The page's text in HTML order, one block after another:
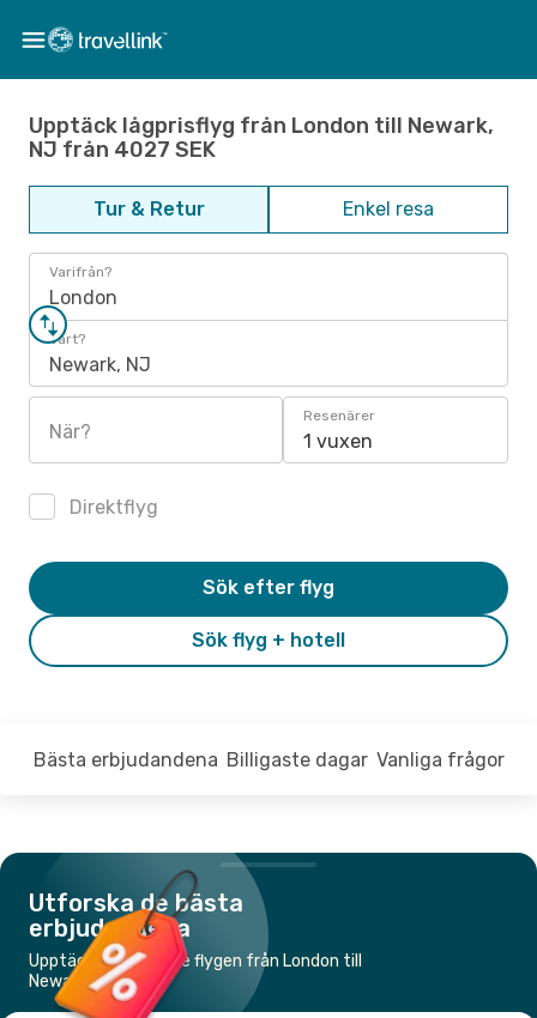
Upptäck lågprisflyg från London till Newark,
NJ från 4027 SEK
Tur & Retur Enkel resa
Varifrån?
London
Vart?
Newark, NJ
När?
Resenärer
1 vuxen
Direktflyg
Sök flyg + hotell
Sök efter flyg
Bästa erbjudandena Billigaste dagar Vanliga frågor
Utforska de bästa
erbjudandena
Upptäck de billigaste flygen från London till
Newark, NJ